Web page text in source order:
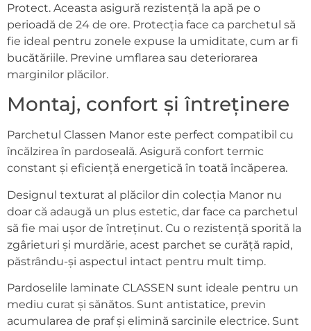
Protect. Aceasta asigură rezistență la apă pe o
perioadă de 24 de ore. Protecția face ca parchetul să
fie ideal pentru zonele expuse la umiditate, cum ar fi
bucătăriile. Previne umflarea sau deteriorarea
marginilor plăcilor.
Montaj, confort și întreținere
Parchetul Classen Manor este perfect compatibil cu
încălzirea în pardoseală. Asigură confort termic
constant și eficiență energetică în toată încăperea.
Designul texturat al plăcilor din colecția Manor nu
doar că adaugă un plus estetic, dar face ca parchetul
să fie mai ușor de întreținut. Cu o rezistență sporită la
zgârieturi și murdărie, acest parchet se curăță rapid,
păstrându-și aspectul intact pentru mult timp.
Pardoselile laminate CLASSEN sunt ideale pentru un
mediu curat și sănătos. Sunt antistatice, previn
acumularea de praf și elimină sarcinile electrice. Sunt